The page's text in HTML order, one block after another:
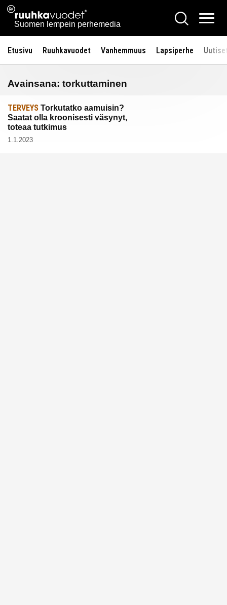
Siirry
sisältöön
Ruuhkavuodet.fi
Suomen lempein perhemedia
Hae
Etusivu Ruuhkavuodet Vanhemmuus Lapsiperhe
Avainsana: torkuttaminen
TERVEYS Torkutatko aamuisin?
Saatat olla kroonisesti väsynyt,
toteaa tutkimus
1.1.2023